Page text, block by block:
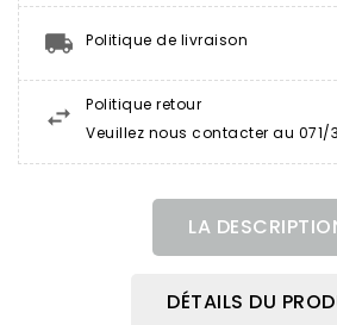
Politique de livraison
Politique retour
Veuillez nous contacter au 071/
LA
DÉTAILS DU